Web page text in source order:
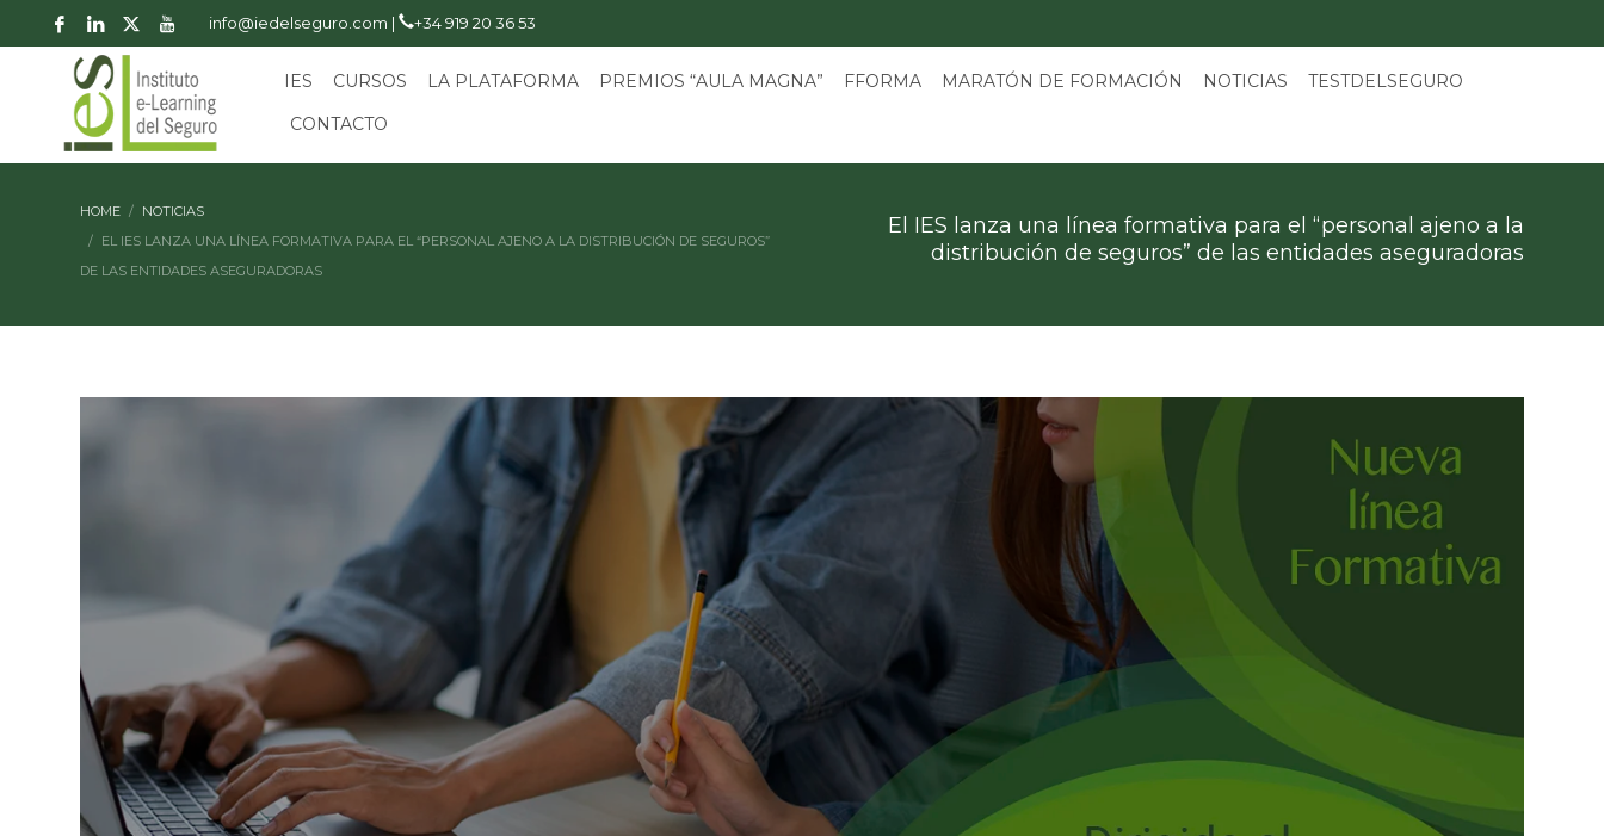
info@iedelseguro.com | +34 919 20 36 53
IES CURSOS LA PLATAFORMA PREMIOS “AULA MAGNA” FFORMA MARATÓN DE FORMACIÓN NOTICIAS
TESTDELSEGURO
CONTACTO
HOME
NOTICIAS
EL IES LANZA UNA LÍNEA FORMATIVA PARA EL “PERSONAL AJENO A LA DISTRIBUCIÓN DE SEGUROS”
DE LAS ENTIDADES ASEGURADORAS
El IES lanza una línea formativa para el “personal ajeno a la
distribución de seguros” de las entidades aseguradoras